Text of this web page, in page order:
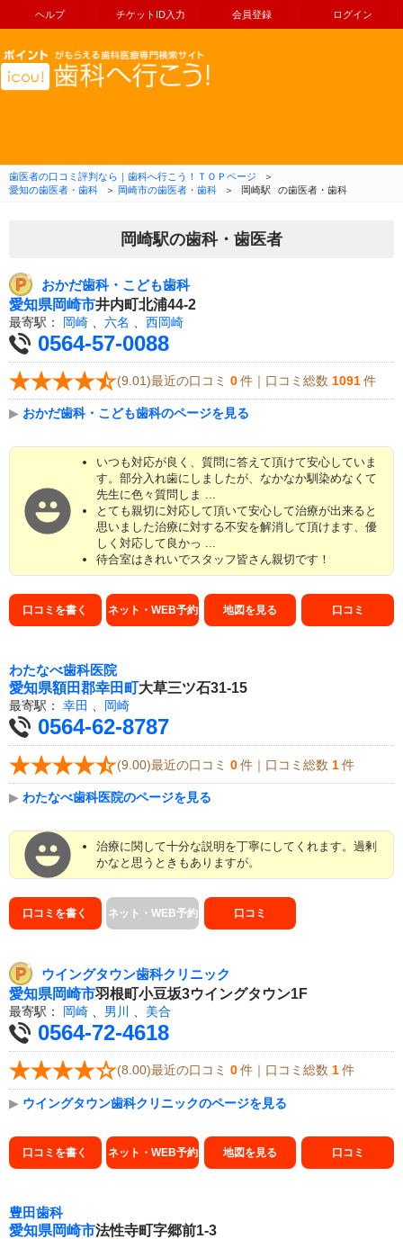
ヘルプ チケットID入力 会員登録 ログイン
コンテンツへ移動
歯医者の口コミ評判なら｜歯科へ行こう！ＴＯＰページ
＞
愛知の歯医者・歯科
＞ 岡崎市の歯医者・歯科 ＞ 岡崎駅 の歯医者・歯科
岡崎駅の歯科・歯医者
おかだ歯科・こども歯科
愛知県岡崎市井内町北浦44-2
最寄駅： 岡崎 六名 西岡崎
0564-57-0088
(9.01)最近の口コミ 0 件｜口コミ総数 1091 件
▶ おかだ歯科・こども歯科のページを見る
いつも対応が良く、質問に答えて頂けて安心していま
す。部分入れ歯にしましたが、なかなか馴染めなくて
先生に色々質問しま ...
とても親切に対応して頂いて安心して治療が出来ると
思いました治療に対する不安を解消して頂けます、優
しく対応して良かっ ...
待合室はきれいでスタッフ皆さん親切です！
口コミを書く ネット・WEB予約 地図を見る 口コミ
わたなべ歯科医院
愛知県額田郡幸田町大草三ツ石31-15
最寄駅： 幸田 、 岡崎
0564-62-8787
(9.00)最近の口コミ 0 件｜口コミ総数 1 件
▶ わたなべ歯科医院のページを見る
治療に関して十分な説明を丁寧にしてくれます。過剰
かなと思うときもありますが。
口コミを書く ネット・WEB予約 口コミ
ウイングタウン歯科クリニック
愛知県岡崎市羽根町小豆坂3ウイングタウン1F
最寄駅： 岡崎 男川 美合
0564-72-4618
(8.00)最近の口コミ 0 件｜口コミ総数 1 件
▶ ウイングタウン歯科クリニックのページを見る
口コミを書く ネット・WEB予約 地図を見る 口コミ
豊田歯科
愛知県岡崎市法性寺町字郷前1-3